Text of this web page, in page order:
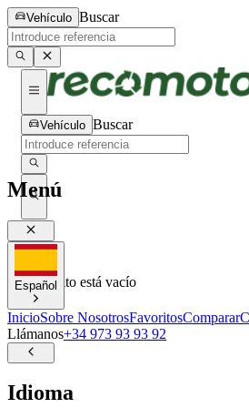
Vehículo Buscar
Vehículo Buscar
0
Tu carrito está vacío
Menú
Español
InicioSobre NosotrosFavoritosComparar
Llámanos+34 973 93 93 92
Idioma